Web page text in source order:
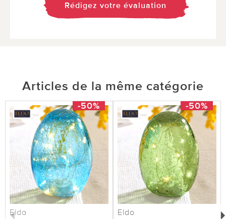
Rédigez votre évaluation
Articles de la même catégorie
-50%
Eldo
-50%
Eldo